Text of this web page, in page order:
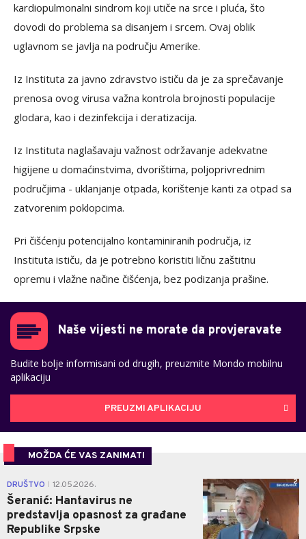
kardiopulmonalni sindrom koji utiče na srce i pluća, što
dovodi do problema sa disanjem i srcem. Ovaj oblik
uglavnom se javlja na području Amerike.
Iz Instituta za javno zdravstvo ističu da je za sprečavanje
prenosa ovog virusa važna kontrola brojnosti populacije
glodara, kao i dezinfekcija i deratizacija.
Iz Instituta naglašavaju važnost održavanje adekvatne
higijene u domaćinstvima, dvorištima, poljoprivrednim
područjima - uklanjanje otpada, korištenje kanti za otpad sa
zatvorenim poklopcima.
Pri čišćenju potencijalno kontaminiranih područja, iz
Instituta ističu, da je potrebno koristiti ličnu zaštitnu
opremu i vlažne načine čišćenja, bez podizanja prašine.
Naše vijesti ne morate da provjeravate
Budite bolje informisani od drugih, preuzmite Mondo mobilnu
aplikaciju
PREUZMI APLIKACIJU
MOŽDA ĆE VAS ZANIMATI
DRUŠTVO 12.05.2026.
Šeranić: Hantavirus ne
predstavlja opasnost za građane
Republike Srpske
2